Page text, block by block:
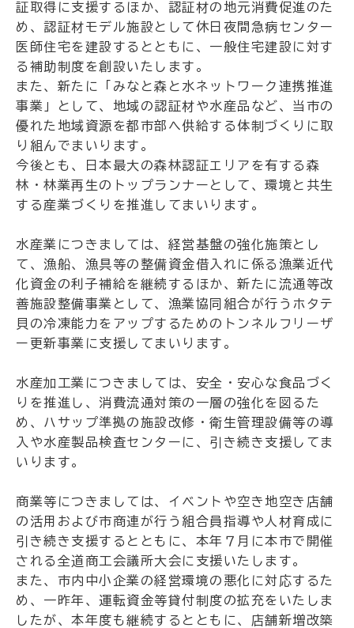
証取得に支援するほか、認証材の地元消費促進のた
め、認証材モデル施設として休日夜間急病センター
医師住宅を建設するとともに、一般住宅建設に対す
る補助制度を創設いたします。
また、新たに「みなと森と水ネットワーク連携推進
事業」として、地域の認証材や水産品など、当市の
優れた地域資源を都市部へ供給する体制づくりに取
り組んでまいります。
今後とも、日本最大の森林認証エリアを有する森
林・林業再生のトップランナーとして、環境と共生
する産業づくりを推進してまいります。
水産業につきましては、経営基盤の強化施策とし
て、漁船、漁具等の整備資金借入れに係る漁業近代
化資金の利子補給を継続するほか、新たに流通等改
善施設整備事業として、漁業協同組合が行うホタテ
貝の冷凍能力をアップするためのトンネルフリーザ
ー更新事業に支援してまいります。
水産加工業につきましては、安全・安心な食品づく
りを推進し、消費流通対策の一層の強化を図るた
め、ハサップ準拠の施設改修・衛生管理設備等の導
入や水産製品検査センターに、引き続き支援してま
いります。
商業等につきましては、イベントや空き地空き店舗
の活用および市商連が行う組合員指導や人材育成に
引き続き支援するとともに、本年７月に本市で開催
される全道商工会議所大会に支援いたします。
また、市内中小企業の経営環境の悪化に対応するた
め、一昨年、運転資金等貸付制度の拡充をいたしま
したが、本年度も継続するとともに、店舗新増改築